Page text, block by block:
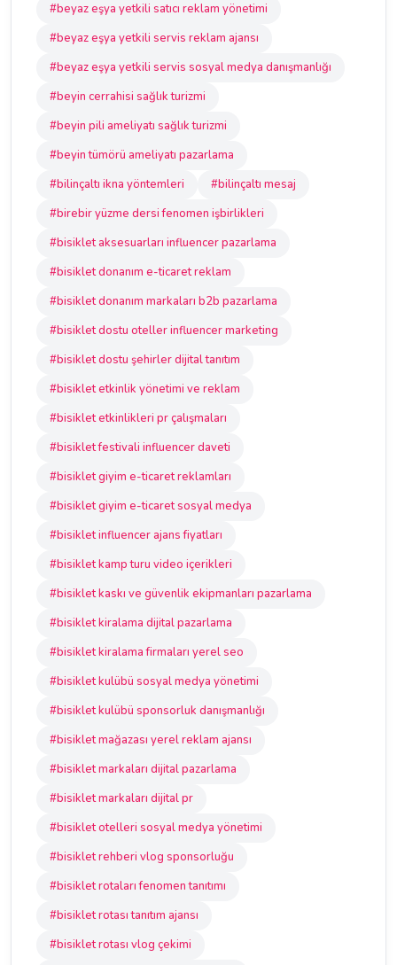
#beyaz eşya yetkili satıcı reklam yönetimi
#beyaz eşya yetkili servis reklam ajansı
#beyaz eşya yetkili servis sosyal medya danışmanlığı
#beyin cerrahisi sağlık turizmi
#beyin pili ameliyatı sağlık turizmi
#beyin tümörü ameliyatı pazarlama
#bilinçaltı ikna yöntemleri
#bilinçaltı mesaj
#birebir yüzme dersi fenomen işbirlikleri
#bisiklet aksesuarları influencer pazarlama
#bisiklet donanım e-ticaret reklam
#bisiklet donanım markaları b2b pazarlama
#bisiklet dostu oteller influencer marketing
#bisiklet dostu şehirler dijital tanıtım
#bisiklet etkinlik yönetimi ve reklam
#bisiklet etkinlikleri pr çalışmaları
#bisiklet festivali influencer daveti
#bisiklet giyim e-ticaret reklamları
#bisiklet giyim e-ticaret sosyal medya
#bisiklet influencer ajans fiyatları
#bisiklet kamp turu video içerikleri
#bisiklet kaskı ve güvenlik ekipmanları pazarlama
#bisiklet kiralama dijital pazarlama
#bisiklet kiralama firmaları yerel seo
#bisiklet kulübü sosyal medya yönetimi
#bisiklet kulübü sponsorluk danışmanlığı
#bisiklet mağazası yerel reklam ajansı
#bisiklet markaları dijital pazarlama
#bisiklet markaları dijital pr
#bisiklet otelleri sosyal medya yönetimi
#bisiklet rehberi vlog sponsorluğu
#bisiklet rotaları fenomen tanıtımı
#bisiklet rotası tanıtım ajansı
#bisiklet rotası vlog çekimi